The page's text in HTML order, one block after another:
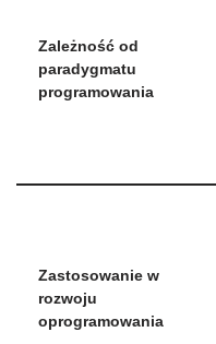
Zależność od
paradygmatu
programowania
Zastosowanie w
rozwoju
oprogramowania